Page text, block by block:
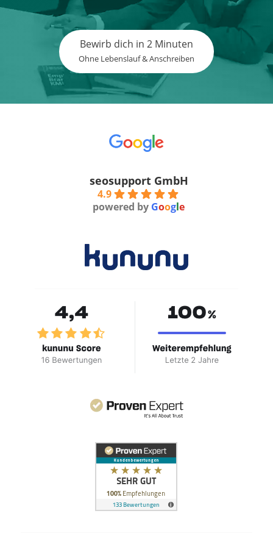
Bewirb dich in 2 Minuten
Ohne Lebenslauf & Anschreiben
seosupport GmbH
4.9
powered by Google